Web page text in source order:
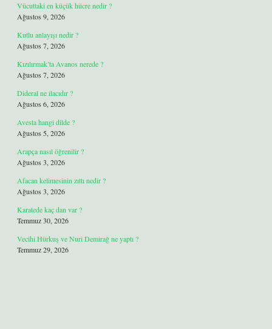
Vücuttaki en küçük hücre nedir ?
Ağustos 9, 2026
Kutlu anlayışı nedir ?
Ağustos 7, 2026
Kızılırmak’ta Avanos nerede ?
Ağustos 7, 2026
Dideral ne ilacıdır ?
Ağustos 6, 2026
Avesta hangi dilde ?
Ağustos 5, 2026
Arapça nasıl öğrenilir ?
Ağustos 3, 2026
Afacan kelimesinin zıttı nedir ?
Ağustos 3, 2026
Karatede kaç dan var ?
Temmuz 30, 2026
Vecihi Hürkuş ve Nuri Demirağ ne yaptı ?
Temmuz 29, 2026